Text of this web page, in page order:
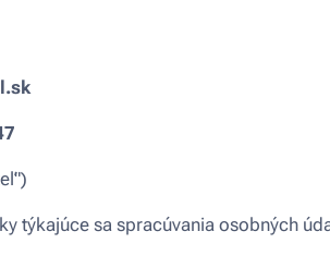
týkajúce sa spracúvania osobných